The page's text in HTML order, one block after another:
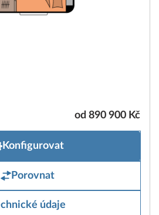
od 890 900 Kč
Konfigurovat
Porovnat
údaje